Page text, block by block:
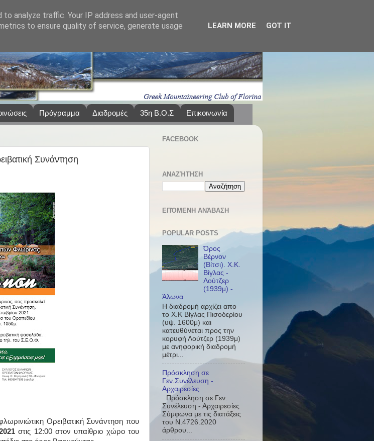
Πρόγραμμα Διαδρομές 35η Β.Ο.Σ Επικοινωνία
Συνάντηση
Ορειβατική Συνάντηση που
στις 12:00 στον υπαίθριο χώρο του
FACEBOOK
ΑΝΑΖΉΤΗΣΗ
ΕΠΌΜΕΝΗ ΑΝΆΒΑΣΗ
POPULAR POSTS
Όρος
Βέρνον
(Βίτσι). Χ.Κ.
Βίγλας -
Λούτζερ
(1939μ) -
Άλωνα
Η διαδρομή αρχίζει απο
το Χ.Κ Βίγλας Πισοδερίου
(υψ. 1600μ) και
κατευθύνεται προς την
κορυφή Λούτζερ (1939μ)
με ανηφορική διαδρομή
μέτρι...
Πρόσκληση σε
Γεν.Συνέλευση -
Αρχαιρεσίες
Πρόσκληση σε Γεν.
Συνέλευση - Αρχαιρεσίες
Σύμφωνα με τις διατάξεις
του Ν.4726.2020
άρθρου...
analyze traffic. Your IP address and user-agent
to ensure quality of service, generate usage
LEARN MORE GOT IT